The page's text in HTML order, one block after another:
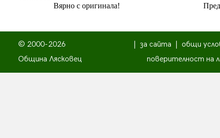
Вярно с оригинала!
© 2000-2026
Община Лясковец
за сайта
общи
поверителност на